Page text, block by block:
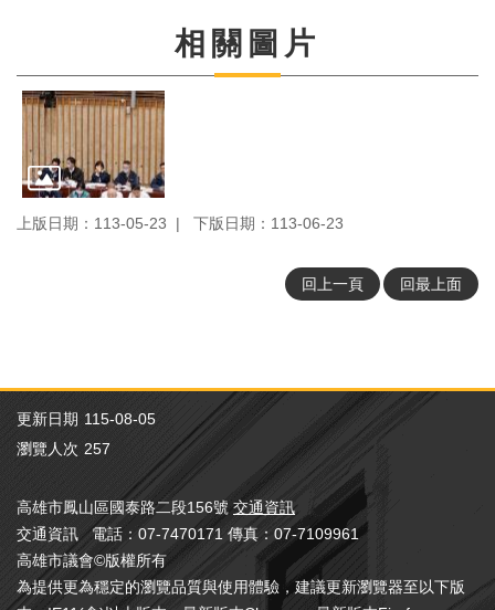
選
視
訊
系
統
私
宣
告
資
訊
安
全
政
相關圖片
上版日期：113-05-23 下版日期：113-06-23
回上一頁 回最上面
更新日期 115-08-05
瀏覽人次 257
高雄市鳳山區國泰路二段156號 交通資訊
交通資訊 電話：07-7470171 傳真：07-7109961
高雄市議會©版權所有
為提供更為穩定的瀏覽品質與使用體驗，建議更新瀏覽器至以下版